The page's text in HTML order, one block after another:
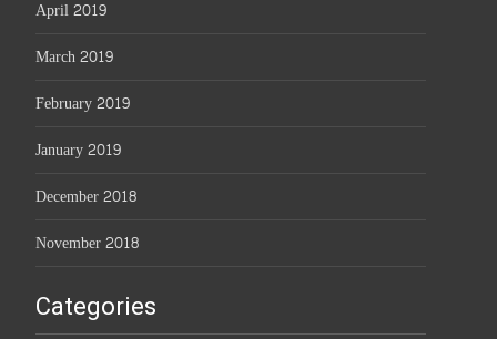
April 2019
March 2019
February 2019
January 2019
December 2018
November 2018
Categories